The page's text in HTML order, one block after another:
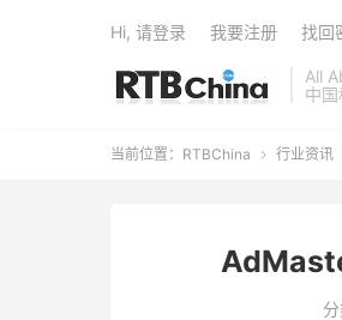
All
中
Hi, 请登录 我要注册 找回
当前位置： RTBChina  行业资讯
分